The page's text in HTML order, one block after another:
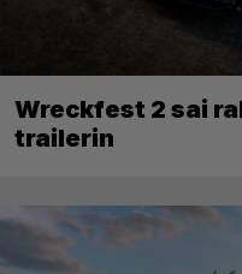
Wreckfest 2 sai
trailerin